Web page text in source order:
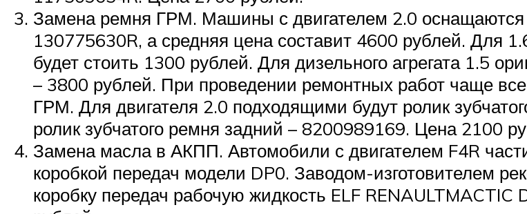
Замена ремня ГРМ. Машины с двигателем 2.0
130775630R, а средняя цена составит 4600 рублей. Для
будет стоить 1300 рублей. Для дизельного агрегата 1.5
– 3800 рублей. При проведении ремонтных работ чаще
ГРМ. Для двигателя 2.0 подходящими будут ролик
ролик зубчатого ремня задний – 8200989169. Цена 2100
Замена масла в АКПП. Автомобили с двигателем F4R
коробкой передач модели DP0. Заводом-изготовителем
коробку передач рабочую жидкость ELF